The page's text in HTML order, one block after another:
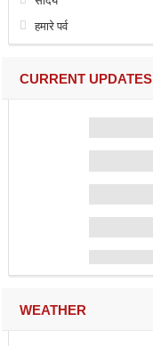
हमारे पर्व
CURRENT UPDATES
WEATHER